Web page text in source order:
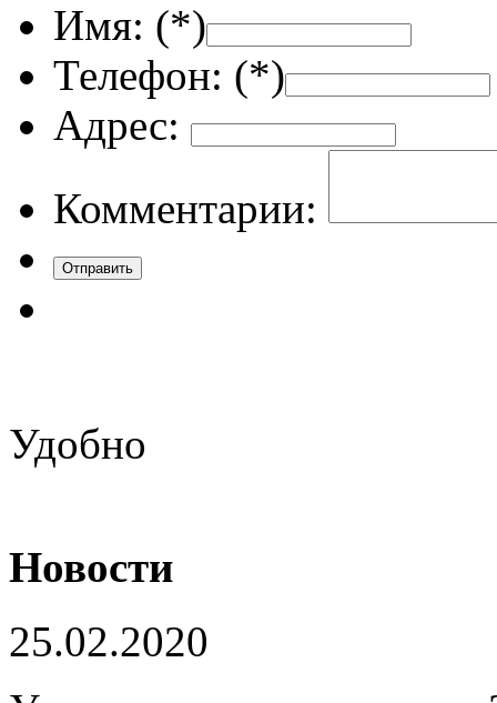
Имя: (*)
Телефон: (*)
Адрес:
Комментарии:
Удобно
Новости
25.02.2020